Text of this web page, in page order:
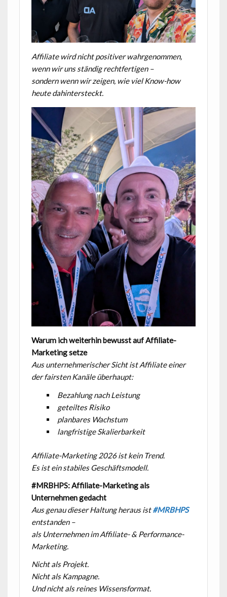
Affiliate wird nicht positiver wahrgenommen,
wenn wir uns ständig rechtfertigen –
sondern wenn wir zeigen, wie viel Know-how
heute dahintersteckt.
Warum ich weiterhin bewusst auf Affiliate-
Marketing setze
Aus unternehmerischer Sicht ist Affiliate einer
der fairsten Kanäle überhaupt:
Bezahlung nach Leistung
geteiltes Risiko
planbares Wachstum
langfristige Skalierbarkeit
Affiliate-Marketing 2026 ist kein Trend.
Es ist ein stabiles Geschäftsmodell.
#MRBHPS: Affiliate-Marketing als
Unternehmen gedacht
Aus genau dieser Haltung heraus ist#MRBHPS
entstanden –
als Unternehmen im Affiliate- & Performance-
Marketing.
Nicht als Projekt.
Nicht als Kampagne.
Und nicht als reines Wissensformat.